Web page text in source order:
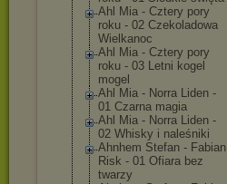
Ahl Mia - Cztery pory
roku - 02 Czekoladowa
Wielkanoc
Ahl Mia - Cztery pory
roku - 03 Letni kogel
mogel
Ahl Mia - Norra Liden -
01 Czarna magia
Ahl Mia - Norra Liden -
02 Whisky i naleśniki
Ahnhem Stefan - Fabian
Risk - 01 Ofiara bez
twarzy